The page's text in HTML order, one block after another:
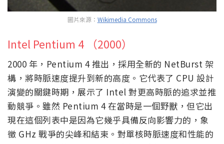
圖片來源： Wikimedia Commons
Intel Pentium 4 （2000）
2000 年，Pentium 4 推出，採用全新的 NetBurst 架
構，將時脈速度提升到新的高度。它代表了 CPU 設計
演變的關鍵時期，展示了 Intel 對更高時脈的追求並推
動競爭。雖然 Pentium 4 在當時是一個野獸，但它出
現在這個列表中是因為它幾乎具備反向影響力的，象
徵 GHz 戰爭的尖峰和結束。對單核時脈速度和性能的